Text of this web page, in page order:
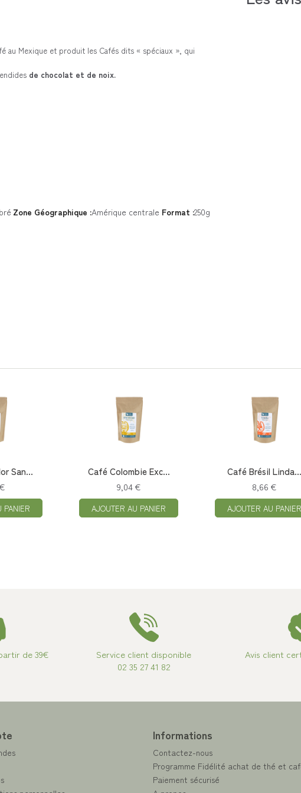
au Mexique et produit les Cafés dits « spéciaux », qui
de chocolat et de noix.
Zone Géographique :Amérique centrale Format :250g
San...
PANIER
Café Colombie Exc...
9,04 €
AJOUTER AU PANIER
Café Brésil Linda...
8,66 €
AJOUTER AU PANIER
de 39€
Service client disponible
02 35 27 41 82
Avis client
Informations
Contactez-nous
Programme Fidélité achat de thé et
Paiement sécurisé